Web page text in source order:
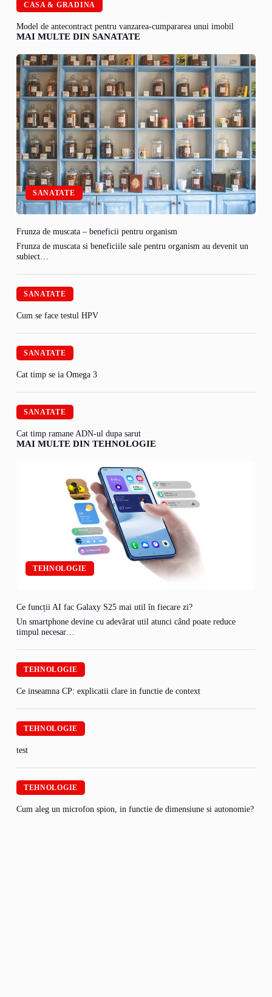
CASA & GRADINA
Model de antecontract pentru vanzarea-cumpararea unui imobil
MAI MULTE DIN SANATATE
SANATATE
Frunza de muscata – beneficii pentru organism
Frunza de muscata si beneficiile sale pentru organism au devenit un
subiect…
SANATATE
Cum se face testul HPV
SANATATE
Cat timp se ia Omega 3
SANATATE
Cat timp ramane ADN-ul dupa sarut
MAI MULTE DIN TEHNOLOGIE
TEHNOLOGIE
Ce funcții AI fac Galaxy S25 mai util în fiecare zi?
Un smartphone devine cu adevărat util atunci când poate reduce
timpul necesar…
TEHNOLOGIE
Ce inseamna CP: explicatii clare in functie de context
TEHNOLOGIE
test
TEHNOLOGIE
Cum aleg un microfon spion, in functie de dimensiune si autonomie?